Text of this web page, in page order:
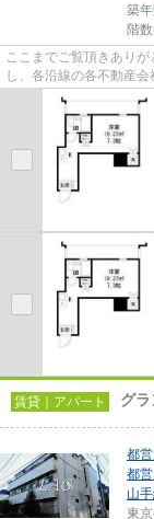
築
階
ここまでご覧頂きあり
し、各沿線の各不動産
しております！最新の情
賃貸｜アパート グラ
都
都
山
東